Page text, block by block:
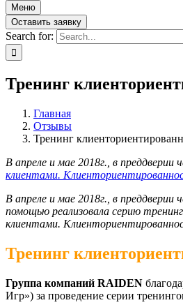
Меню
Оставить заявку
Search for:
Тренинг
Главная
Отзывы
Тренинг
В апреле и мае 2018г., в
клиентами.
В апреле и мае 2018г., в
помощью реализовала серию
клиентами.
Тренинг
Группа компаний RAIDEN
Игр») за проведение серии